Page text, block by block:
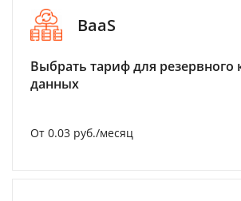
BaaS
Выбрать тариф для резервного
данных
От 0.03 руб./месяц